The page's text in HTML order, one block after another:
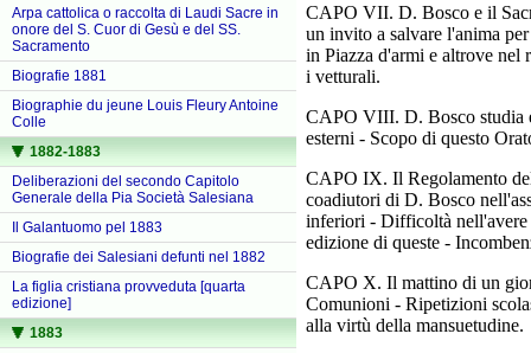
Arpa cattolica o raccolta di Laudi Sacre in
onore del S. Cuor di Gesù e del SS.
Sacramento
Biografie 1881
Biographie du jeune Louis Fleury Antoine
Colle
1882-1883
Deliberazioni del secondo Capitolo
Generale della Pia Società Salesiana
Il Galantuomo pel 1883
Biografie dei Salesiani defunti nel 1882
La figlia cristiana provveduta [quarta
edizione]
1883
CAPO VII. D. Bosco e il
un invito a salvare l'anima
in Piazza d'armi e altrove
i vetturali.
CAPO VIII. D. Bosco studia
esterni - Scopo di questo
CAPO IX. Il Regolamento
coadiutori di D. Bosco
inferiori - Difficoltà nell'avere
edizione di queste -
CAPO X. Il mattino di un
Comunioni - Ripetizioni
alla virtù della mansuetudine.